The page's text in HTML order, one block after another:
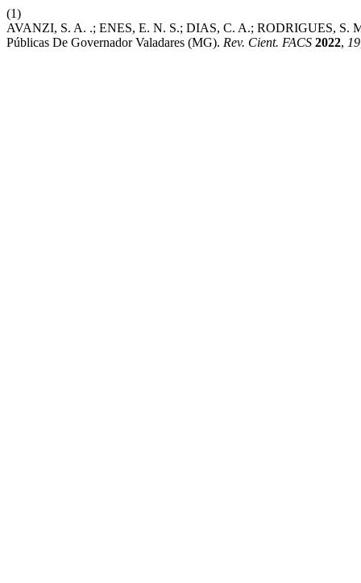
(1)
AVANZI, S. A. .; ENES, E. N. S.; DIAS, C. A.; RODRIGUES, S.
Públicas De Governador Valadares (MG). Rev. Cient. FACS 2022, 19